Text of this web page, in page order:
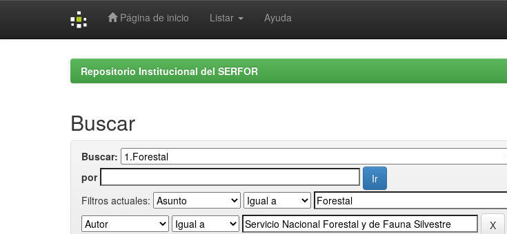
Página de inicio Listar Ayuda
Repositorio Institucional del SERFOR
Buscar
Buscar:
por
Filtros actuales: